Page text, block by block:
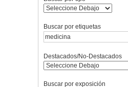
Buscar por etiquetas
Destacados/No-Destacados
Buscar por exposición